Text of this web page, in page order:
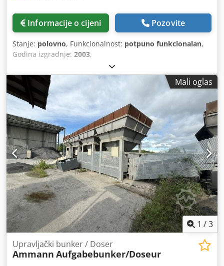
Informacije o cijeni Pozovite
Stanje: polovno, Funkcionalnost: potpuno funkcionalan,
Godina izgradnje: 2003,
Mali oglas
1 /3
Upravljački bunker / Doser
Ammann Aufgabebunker/Doseur